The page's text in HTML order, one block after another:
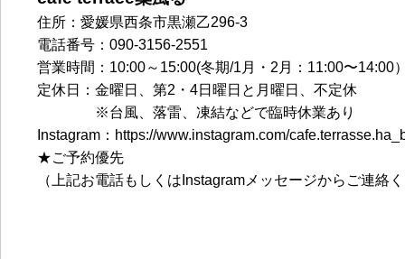
住所：愛媛県西条市黒瀬乙296-3
電話番号：090-3156-2551
営業時間：10:00～15:00(冬期/1月・2月：11:00〜14:00
定休日：金曜日、第2・4日曜日と月曜日、不定休
※台風、落雷、凍結などで臨時休業あり
Instagram：https://www.instagram.com/
★ご予約優先
（上記お電話もしくはInstagramメッセージからご連絡